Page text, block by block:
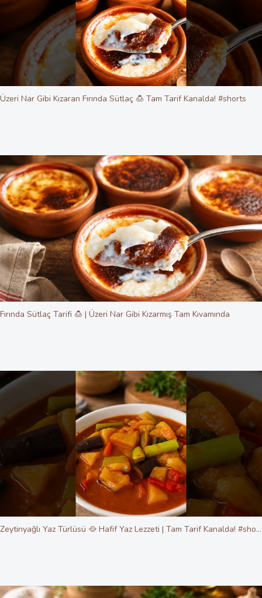
Üzeri Nar Gibi Kızaran Fırında Sütlaç 🍮 Tam Tarif Kanalda! #shorts
Fırında Sütlaç Tarifi 🍮 | Üzeri Nar Gibi Kızarmış Tam Kıvamında
Zeytinyağlı Yaz Türlüsü 🥘 Hafif Yaz Lezzeti | Tam Tarif Kanalda! #shorts